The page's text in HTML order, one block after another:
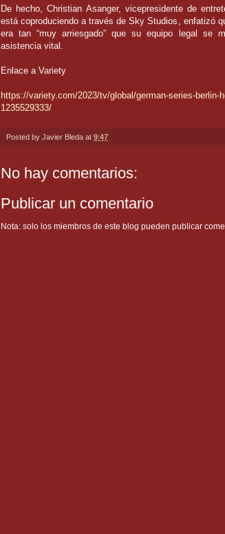
De hecho, Christian Asanger, vicepresidente de
está coproduciendo a través de Sky Studios, enfatizó
era tan “muy arriesgado” que su equipo legal se
asistencia vital.
Enlace a Variety
https://variety.com/2023/tv/global/german-series-berlin-
1235529333/
Posted by Javier Bleda at 9:47
No hay comentarios:
Publicar un comentario
Nota: solo los miembros de este blog pueden publicar